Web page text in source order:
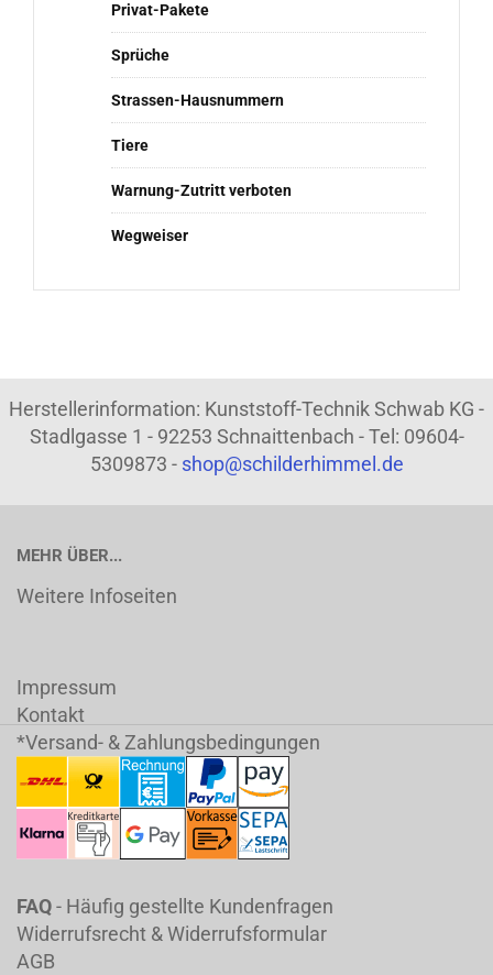
Privat-Pakete
Sprüche
Strassen-Hausnummern
Tiere
Warnung-Zutritt verboten
Wegweiser
Herstellerinformation: Kunststoff-Technik Schwab KG -
Stadlgasse 1 - 92253 Schnaittenbach - Tel: 09604-
5309873 - shop@schilderhimmel.de
MEHR ÜBER...
Weitere Infoseiten
Impressum
Kontakt
*Versand- & Zahlungsbedingungen
FAQ- Häufig gestellte Kundenfragen
Widerrufsrecht & Widerrufsformular
AGB